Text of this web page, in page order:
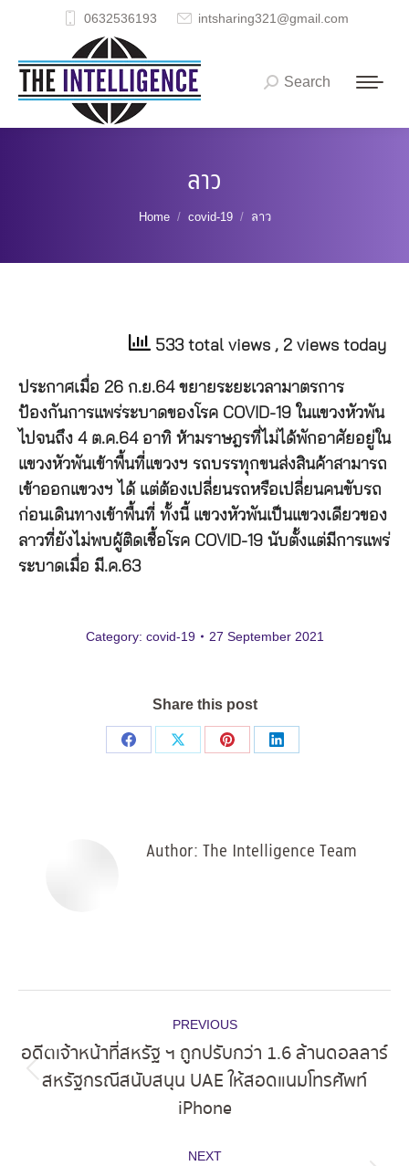
0632536193 intsharing321@gmail.com
Search:
Search
ลาว
You are here:
Home covid-19 ลาว
533 total views , 2 views today
ประกาศเมื่อ 26 ก.ย.64 ขยายระยะเวลามาตรการ
ป้องกันการแพร่ระบาดของโรค COVID-19 ในแขวงหัวพัน
ไปจนถึง 4 ต.ค.64 อาทิ ห้ามราษฎรที่ไม่ได้พักอาศัยอยู่ใน
แขวงหัวพันเข้าพื้นที่แขวงฯ รถบรรทุกขนส่งสินค้าสามารถ
เข้าออกแขวงฯ ได้ แต่ต้องเปลี่ยนรถหรือเปลี่ยนคนขับรถ
ก่อนเดินทางเข้าพื้นที่ ทั้งนี้ แขวงหัวพันเป็นแขวงเดียวของ
ลาวที่ยังไม่พบผู้ติดเชื้อโรค COVID-19 นับตั้งแต่มีการแพร่
ระบาดเมื่อ มี.ค.63
Category: covid-19 27 September 2021
Share this post
Share
Share
Share
Share
Author: The Intelligence Team
navigation
PREVIOUS
Previous
post:
อดีตเจ้าหน้าที่สหรัฐ ฯ ถูกปรับกว่า 1.6 ล้านดอลลาร์
สหรัฐกรณีสนับสนุน UAE ให้สอดแนมโทรศัพท์
iPhone
NEXT